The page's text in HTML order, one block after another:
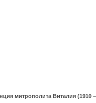
митрополита Виталия